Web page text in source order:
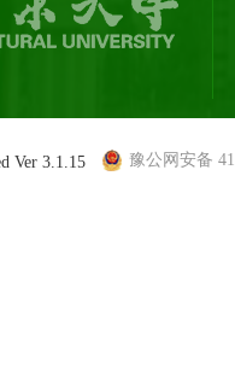
Ver 3.1.15 豫公网安备